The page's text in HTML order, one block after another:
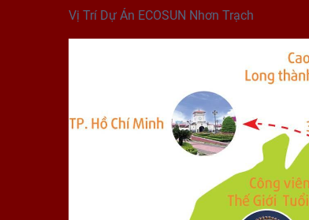
Vị Trí Dự Án ECOSUN Nhơn Trạch